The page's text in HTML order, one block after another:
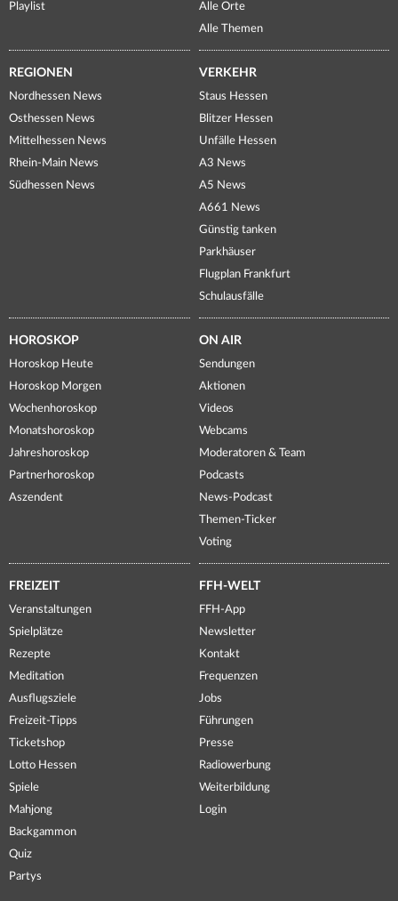
Playlist
Alle Orte
Alle Themen
REGIONEN
Nordhessen News
Osthessen News
Mittelhessen News
Rhein-Main News
Südhessen News
VERKEHR
Staus Hessen
Blitzer Hessen
Unfälle Hessen
A3 News
A5 News
A661 News
Günstig tanken
Parkhäuser
Flugplan Frankfurt
Schulausfälle
HOROSKOP
Horoskop Heute
Horoskop Morgen
Wochenhoroskop
Monatshoroskop
Jahreshoroskop
Partnerhoroskop
Aszendent
ON AIR
Sendungen
Aktionen
Videos
Webcams
Moderatoren & Team
Podcasts
News-Podcast
Themen-Ticker
Voting
FREIZEIT
Veranstaltungen
Spielplätze
Rezepte
Meditation
Ausflugsziele
Freizeit-Tipps
Ticketshop
Lotto Hessen
Spiele
Mahjong
Backgammon
Quiz
Partys
FFH-WELT
FFH-App
Newsletter
Kontakt
Frequenzen
Jobs
Führungen
Presse
Radiowerbung
Weiterbildung
Login